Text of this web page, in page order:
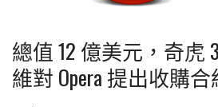
總值 12 億美元，奇虎
維對 Opera 提出收購合